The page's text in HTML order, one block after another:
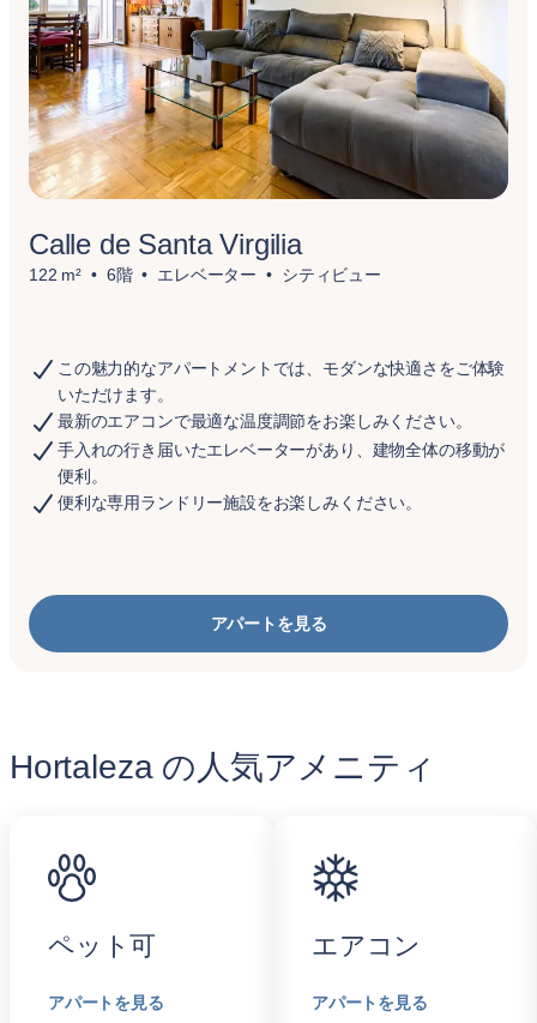
Calle de Santa Virgilia
122 m² 6階 エレベーター シティビュー
この魅力的なアパートメントでは、モダンな快適さをご体験
いただけます。
最新のエアコンで最適な温度調節をお楽しみください。
手入れの行き届いたエレベーターがあり、建物全体の移動が
便利。
便利な専用ランドリー施設をお楽しみください。
アパートを見る
Hortaleza の人気アメニティ
ペット可
アパートを見る
エアコン
アパートを見る